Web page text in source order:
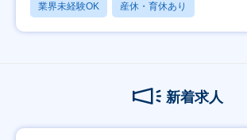
業界未経験OK 産休・育休あり
新着求人